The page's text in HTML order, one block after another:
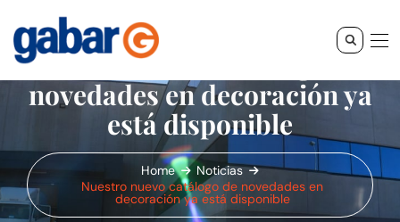
Nuestro nuevo catálogo de
novedades en decoración ya
está disponible
Home
Noticias
Nuestro nuevo catálogo de novedades en
decoración ya está disponible